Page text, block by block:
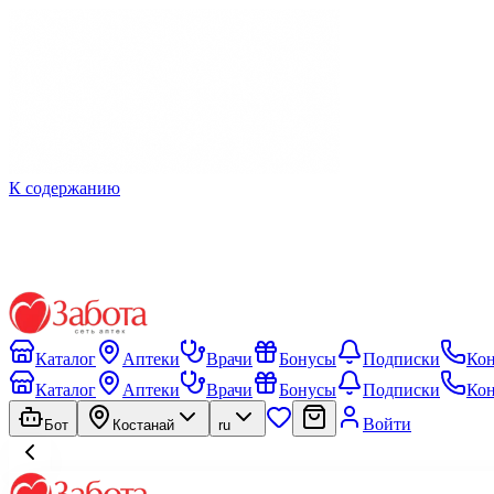
К содержанию
Каталог Аптеки Врачи Бонусы Подписки
Каталог
Аптеки Врачи Бонусы Подписки
Бот Костанай ru Войти